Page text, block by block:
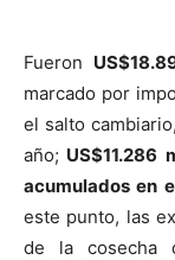
Fueron
marcado por
el salto
año; US$11.286
acumulados en
este punto, las
de la cosecha